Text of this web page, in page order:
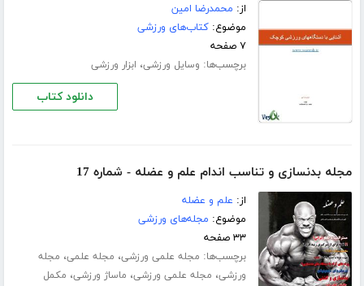
از: محمدرضا امین
موضوع:کتاب‌های ورزشی
۷ صفحه
برچسب‌ها: وسایل ورزشی، ابزار ورزشی
دانلود کتاب
مجله بدنسازی و تناسب اندام علم و عضله - شماره 17
از: علم و عضله
موضوع: مجله‌های ورزشی
۳۳ صفحه
برچسب‌ها: مجله علمی ورزشی، مجله علمی، مجله
ورزشی، مجله علمی ورزشی، ماساژ ورزشی، مکمل